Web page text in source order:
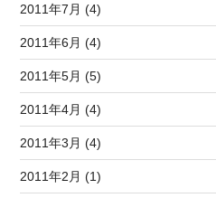
2011年7月 (4)
2011年6月 (4)
2011年5月 (5)
2011年4月 (4)
2011年3月 (4)
2011年2月 (1)